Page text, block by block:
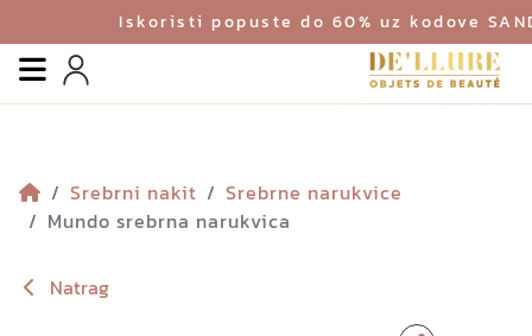
Iskoristi popuste do 60% uz kodove
Izbornik
Profil
Srebrni nakit
Srebrne narukvice
Mundo srebrna narukvica
Natrag